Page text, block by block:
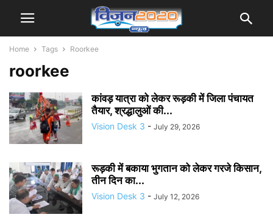
Home Tags Roorkee
roorkee
कांवड़ यात्रा को लेकर रूड़की में जिला पंचायत
तैयार, श्रद्धालुओं की...
Vision Desk 3 - July 29, 2026
रूड़की में बकाया भुगतान को लेकर गरजे किसान,
तीन दिन का...
Vision Desk 3 - July 12, 2026